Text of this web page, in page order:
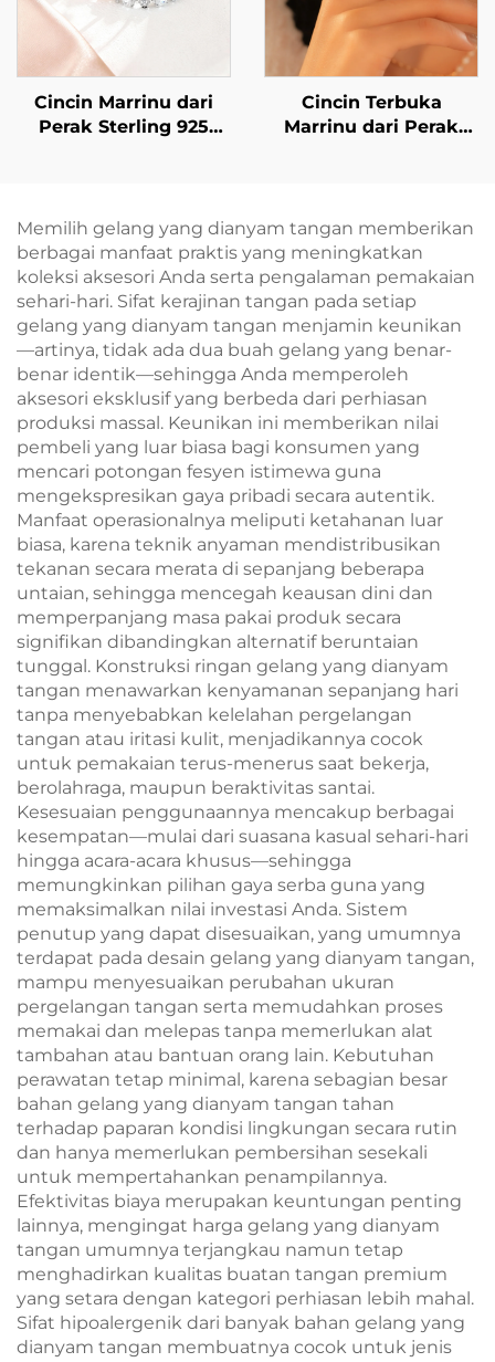
dalam Finishing Emas
& Perak | Perhiasan
Serba-Guna untuk
Penggunaan Sehari-
hari
Cincin Marrinu dari
Perak Sterling 925
Cincin Terbuka
Marrinu dari Perak
BXRAG004)
Memilih gelang yang dianyam tangan memberikan
berbagai manfaat praktis yang meningkatkan
koleksi aksesori Anda serta pengalaman pemakaian
sehari-hari. Sifat kerajinan tangan pada setiap
gelang yang dianyam tangan menjamin keunikan
—artinya, tidak ada dua buah gelang yang benar-
benar identik—sehingga Anda memperoleh
aksesori eksklusif yang berbeda dari perhiasan
produksi massal. Keunikan ini memberikan nilai
pembeli yang luar biasa bagi konsumen yang
mencari potongan fesyen istimewa guna
mengekspresikan gaya pribadi secara autentik.
Manfaat operasionalnya meliputi ketahanan luar
biasa, karena teknik anyaman mendistribusikan
tekanan secara merata di sepanjang beberapa
untaian, sehingga mencegah keausan dini dan
memperpanjang masa pakai produk secara
signifikan dibandingkan alternatif beruntaian
tunggal. Konstruksi ringan gelang yang dianyam
tangan menawarkan kenyamanan sepanjang hari
tanpa menyebabkan kelelahan pergelangan
tangan atau iritasi kulit, menjadikannya cocok
untuk pemakaian terus-menerus saat bekerja,
berolahraga, maupun beraktivitas santai.
Kesesuaian penggunaannya mencakup berbagai
kesempatan—mulai dari suasana kasual sehari-hari
hingga acara-acara khusus—sehingga
memungkinkan pilihan gaya serba guna yang
memaksimalkan nilai investasi Anda. Sistem
penutup yang dapat disesuaikan, yang umumnya
terdapat pada desain gelang yang dianyam tangan,
mampu menyesuaikan perubahan ukuran
pergelangan tangan serta memudahkan proses
memakai dan melepas tanpa memerlukan alat
tambahan atau bantuan orang lain. Kebutuhan
perawatan tetap minimal, karena sebagian besar
bahan gelang yang dianyam tangan tahan
terhadap paparan kondisi lingkungan secara rutin
dan hanya memerlukan pembersihan sesekali
untuk mempertahankan penampilannya.
Efektivitas biaya merupakan keuntungan penting
lainnya, mengingat harga gelang yang dianyam
tangan umumnya terjangkau namun tetap
menghadirkan kualitas buatan tangan premium
yang setara dengan kategori perhiasan lebih mahal.
Sifat hipoalergenik dari banyak bahan gelang yang
dianyam tangan membuatnya cocok untuk jenis